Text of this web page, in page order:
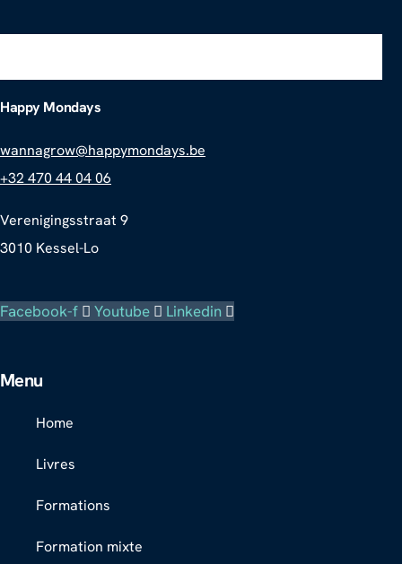
Happy Mondays
wannagrow@happymondays.be
+32 470 44 04 06
Verenigingsstraat 9
3010 Kessel-Lo
Facebook-f Youtube Linkedin
Menu
Home
Livres
Formations
Formation mixte